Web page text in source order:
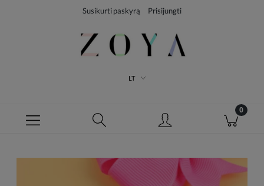
Susikurti paskyrą Prisijungti
LT